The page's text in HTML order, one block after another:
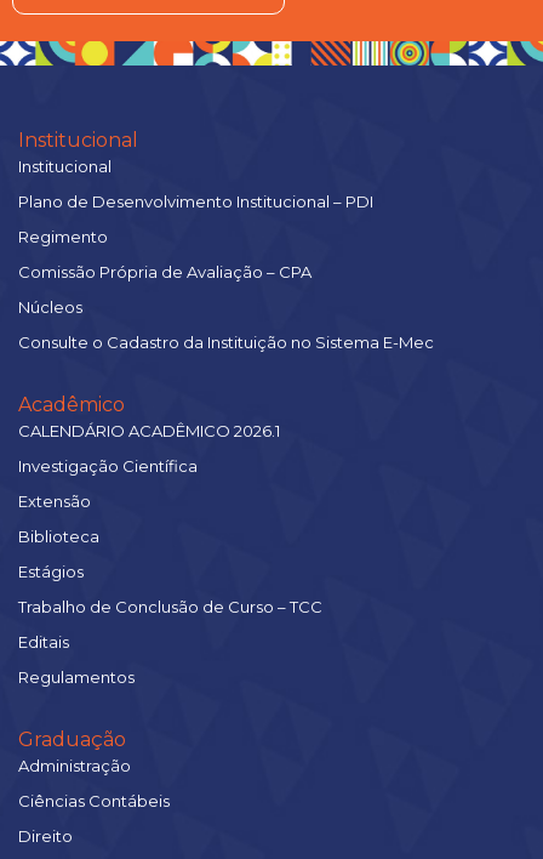
Institucional
Institucional
Plano de Desenvolvimento Institucional – PDI
Regimento
Comissão Própria de Avaliação – CPA
Núcleos
Consulte o Cadastro da Instituição no Sistema E-Mec
Acadêmico
CALENDÁRIO ACADÊMICO 2026.1
Investigação Científica
Extensão
Biblioteca
Estágios
Trabalho de Conclusão de Curso – TCC
Editais
Regulamentos
Graduação
Administração
Ciências Contábeis
Direito